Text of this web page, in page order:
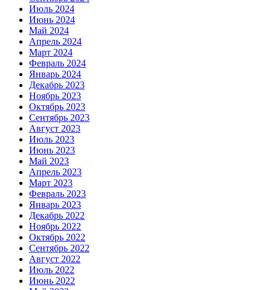
Июль 2024
Июнь 2024
Май 2024
Апрель 2024
Март 2024
Февраль 2024
Январь 2024
Декабрь 2023
Ноябрь 2023
Октябрь 2023
Сентябрь 2023
Август 2023
Июль 2023
Июнь 2023
Май 2023
Апрель 2023
Март 2023
Февраль 2023
Январь 2023
Декабрь 2022
Ноябрь 2022
Октябрь 2022
Сентябрь 2022
Август 2022
Июль 2022
Июнь 2022